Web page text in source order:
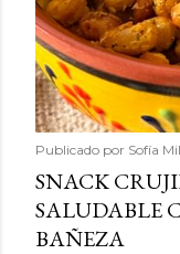
Publicado por Sofía
SNACK
SALUDABLE
BAÑEZA